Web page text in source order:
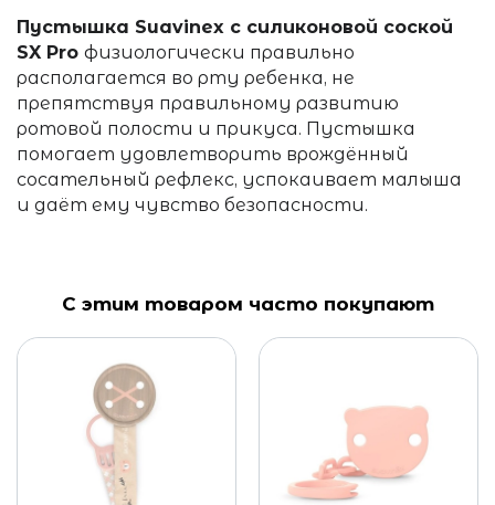
Пустышка Suavinex с силиконовой соской
SX Pro физиологически правильно
располагается во рту ребенка, не
препятствуя правильному развитию
ротовой полости и прикуса. Пустышка
помогает удовлетворить врождённый
сосательный рефлекс, успокаивает малыша
и даёт ему чувство безопасности.
С этим товаром часто покупают